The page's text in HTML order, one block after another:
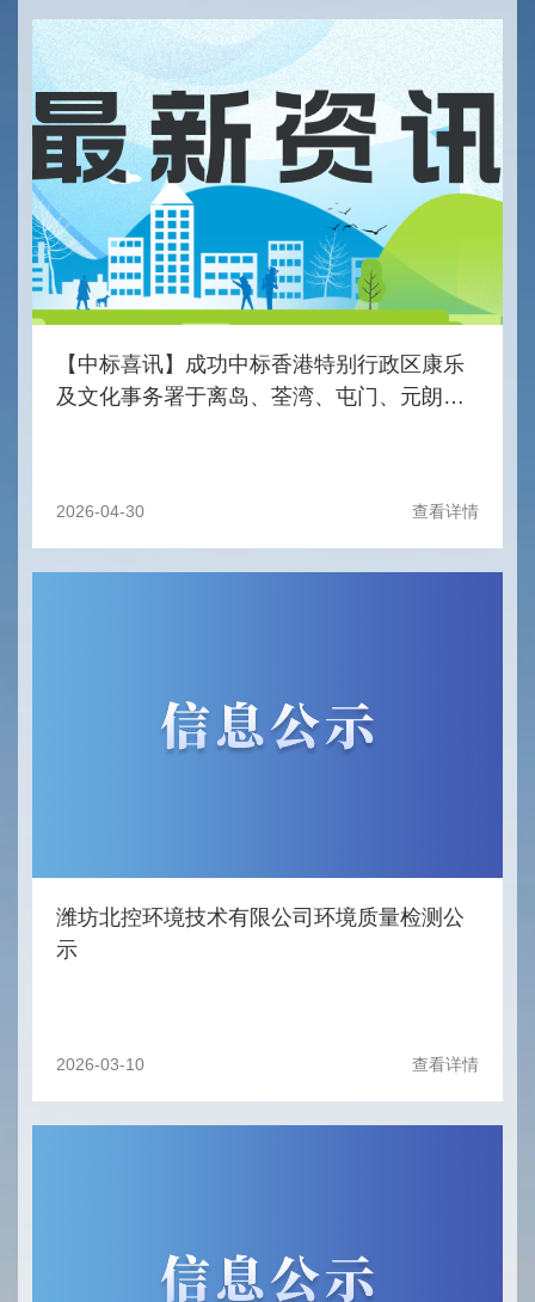
【中标喜讯】成功中标香港特别行政区康乐
及文化事务署于离岛、荃湾、屯门、元朗及
2026-04-30 查看详情
潍坊北控环境技术有限公司环境质量检测公
示
2026-03-10 查看详情